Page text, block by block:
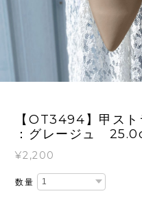
【OT3494】甲ス
：グレージュ
¥2,200
数量